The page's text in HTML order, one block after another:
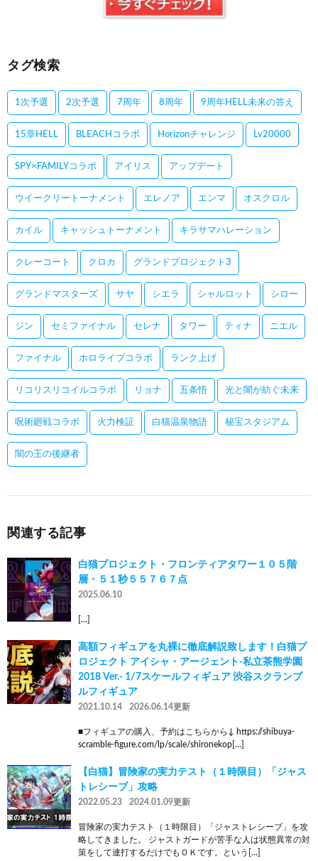
タグ検索
1次予選 2次予選 7周年 8周年 9周年HELL未来の答え
15章HELL BLEACHコラボ Horizonチャレンジ Lv20000
SPY×FAMILYコラボ アイリス アップデート
ウイークリートーナメント エレノア エンマ オスクロル
カイル キャッシュトーナメント キラサマハレーション
クレーコート クロカ グランドプロジェクト3
グランドマスターズ サヤ シエラ シャルロット シロー
ジン セミファイナル セレナ タワー ティナ ニエル
ファイナル ホロライブコラボ ランク上げ
リコリスリコイルコラボ リョナ 五条悟 光と闇が紡ぐ未来
呪術廻戦コラボ 火力検証 白猫温泉物語 秘宝スタジアム
闇の王の後継者
関連する記事
白猫プロジェクト・フロンティアタワー１０５階
層・５１秒５５７６７点
2025.06.10
[…]
高額フィギュアを丸裸に徹底解説致します！白猫プ
ロジェクト アイシャ・アージェント-私立茶熊学園
2018 Ver.- 1/7スケールフィギュア 渋谷スクランブ
ルフィギュア
2021.10.14 2026.06.14更新
■フィギュアの購入、予約はこちらから↓ https://shibuya-
scramble-figure.com/lp/scale/shironekop[…]
【白猫】冒険家の実力テスト（１時限目）「ジャス
トレシーブ」攻略
2022.05.23 2024.01.09更新
冒険家の実力テスト（１時限目）「ジャストレシーブ」を攻
略してきました。 ジャストガードが苦手な人は状態異常の対
策をして連打するだけでもＯＫです。という[…]